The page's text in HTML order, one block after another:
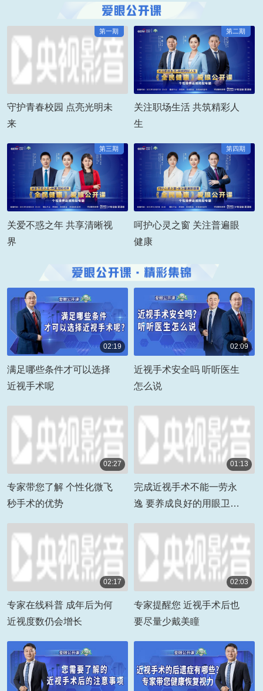
第一期
守护青春校园 点亮光明未
来
第二期
关注职场生活 共筑精彩人
生
第三期
关爱不惑之年 共享清晰视
界
第四期
呵护心灵之窗 关注普遍眼
健康
02:19
满足哪些条件才可以选择
近视手术呢
02:09
近视手术安全吗 听听医生
怎么说
02:27
专家带您了解 个性化微飞
秒手术的优势
01:13
完成近视手术不能一劳永
逸 要养成良好的用眼卫生
02:17
专家在线科普 成年后为何
近视度数仍会增长
02:03
专家提醒您 近视手术后也
要尽量少戴美瞳